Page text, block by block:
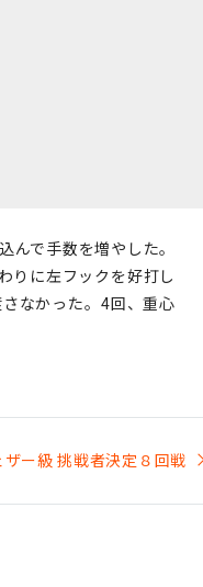
んで手数を増やした。
りに左フックを好打し
なかった。4回、重心
ザー級 挑戦者決定８回戦